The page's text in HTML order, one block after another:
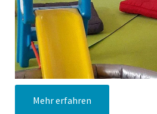
Mehr erfahren